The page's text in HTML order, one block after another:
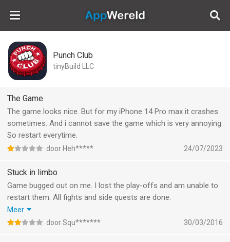
AppWereld
Punch Club
tinyBuild LLC
The Game
The game looks nice. But for my iPhone 14 Pro max it crashes
sometimes. And i cannot save the game which is very annoying.
So restart everytime.
door Heh***** 24/07/2023
Stuck in limbo
Game bugged out on me. I lost the play-offs and am unable to
restart them. All fights and side quests are done.
This game has been available for a while now and game
breaking bugs are unforgivable at this stage. Glitches after 110
Meer
door Squ******* 30/03/2016